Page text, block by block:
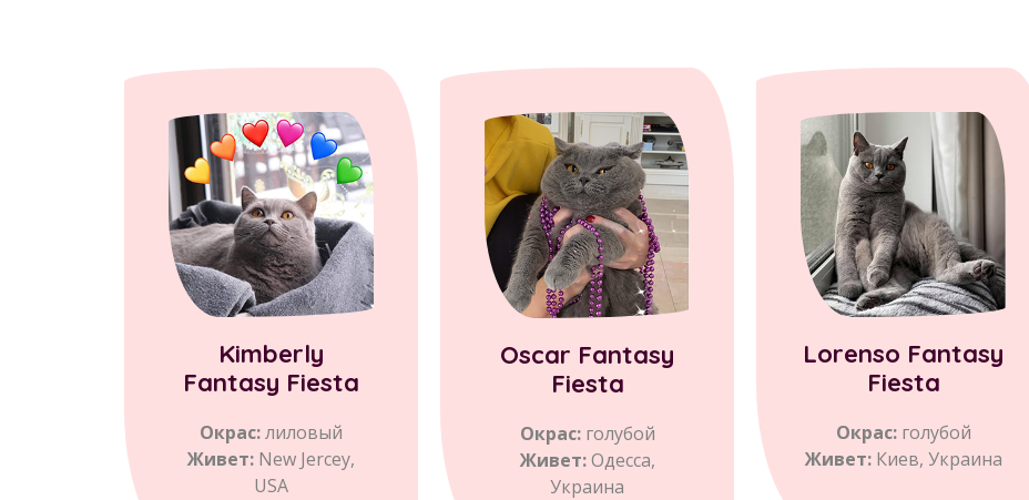
Kimberly
Fantasy Fiesta
Окрас:лиловый
Живет: New Jercey,
USA
Oscar Fantasy
Fiesta
Окрас:голубой
Живет:Одесса,
Украина
Lorenso Fantasy
Fiesta
Окрас:голубой
Живет:Киев, Украина